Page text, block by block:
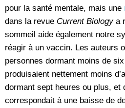
pour la santé mentale, mais une
dans la revue Current Biologya
sommeil aide également notre
réagir à un vaccin. Les auteurs
personnes dormant moins de
produisaient nettement moins
dormant sept heures ou plus, et
correspondait à une baisse de